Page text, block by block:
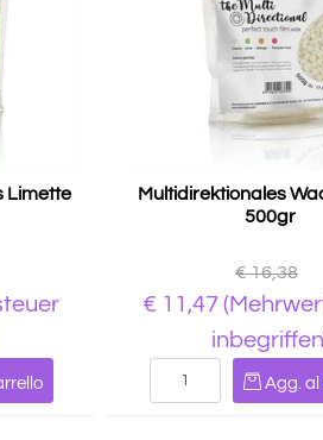
Limette
Multidirektionales
500gr
€ 16,38
€ 11,47
Quantità
Agg. al